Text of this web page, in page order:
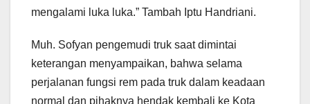
mengalami luka luka.” Tambah Iptu Handriani.
Muh. Sofyan pengemudi truk saat dimintai
keterangan menyampaikan, bahwa selama
perjalanan fungsi rem pada truk dalam keadaan
normal dan pihaknya hendak kembali ke Kota